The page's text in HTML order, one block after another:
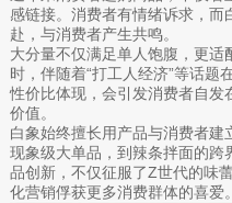
感链接。消费者有情绪诉求，
赴，与消费者产生共鸣。
大分量不仅满足单人饱腹，更适
时，伴随着“打工人经济”等话题
性价比体现，会引发消费者自
价值。
白象始终擅长用产品与消费者
现象级大单品，到辣条拌面的跨
品创新，不仅征服了Z世代的味
化营销俘获更多消费群体的喜爱。